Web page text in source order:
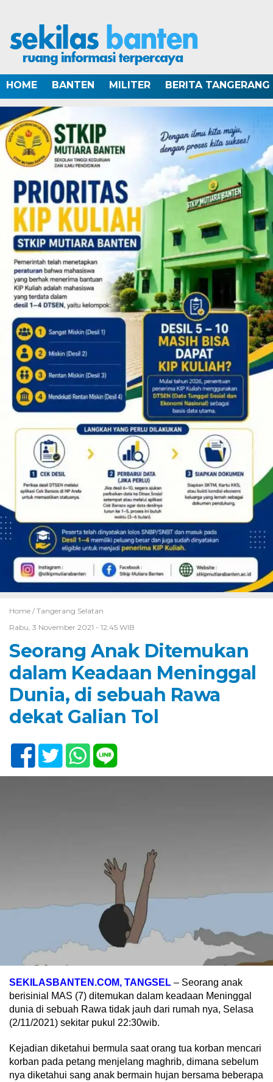
HOME BANTEN MILITER BERITA TANGERANG
Home / Tangerang Selatan
Rabu, 3 November 2021 - 12:45 WIB
Seorang Anak Ditemukan
dalam Keadaan Meninggal
Dunia, di sebuah Rawa
dekat Galian Tol
SEKILASBANTEN.COM, TANGSEL – Seorang anak
berisinial MAS (7) ditemukan dalam keadaan Meninggal
dunia di sebuah Rawa tidak jauh dari rumah nya, Selasa
(2/11/2021) sekitar pukul 22:30wib.
Kejadian diketahui bermula saat orang tua korban mencari
korban pada petang menjelang maghrib, dimana sebelum
nya diketahui sang anak bermain hujan bersama beberapa